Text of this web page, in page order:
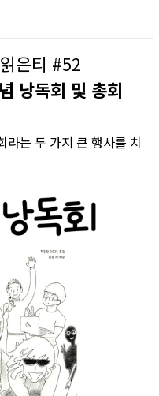
은티 #52
낭독회 및 총회
라는 두 가지 큰 행사를 치